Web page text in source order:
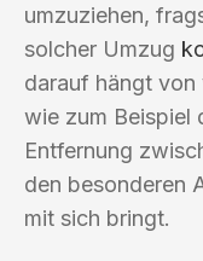
umzuziehen,
solcher Umzug
darauf hängt von
wie zum Beispiel
Entfernung
den besonderen
mit sich bringt.